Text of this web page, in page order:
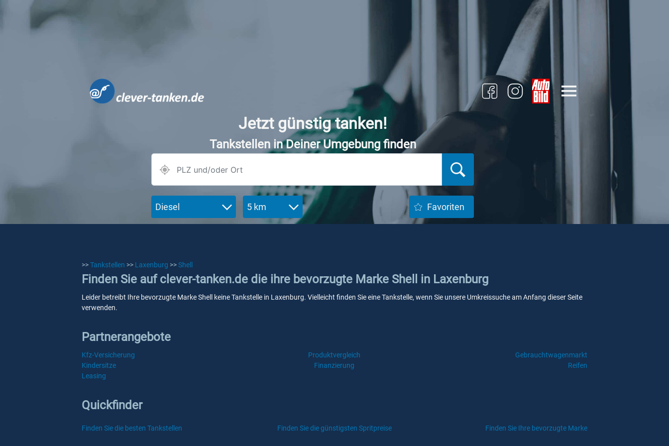
Jetzt günstig tanken!
Tankstellen in Deiner Umgebung finden
Diesel 5 km Favoriten
>>Tankstellen >> Laxenburg >>Shell
Finden Sie auf clever-tanken.de die ihre bevorzugte Marke Shell in Laxenburg
Leider betreibt Ihre bevorzugte Marke Shell keine Tankstelle in Laxenburg. Vielleicht finden Sie eine Tankstelle, wenn Sie unsere Umkreissuche am Anfang dieser Seite
verwenden.
Partnerangebote
Kfz-Versicherung Produktvergleich
Gebrauchtwagenmarkt
Kindersitze
Finanzierung
Reifen
Leasing
Quickfinder
Finden Sie die besten Tankstellen Finden Sie die günstigsten Spritpreise Finden Sie Ihre bevorzugte Marke